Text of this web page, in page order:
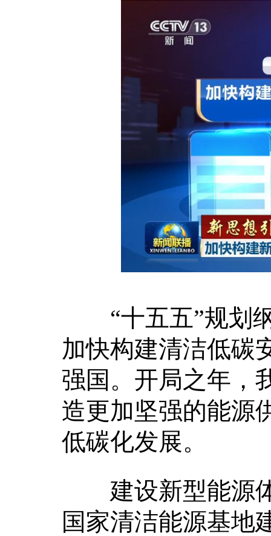
“十五五”规划纲
加快构建清洁低碳
强国。开局之年，
造更加坚强的能源
低碳化发展。
建设新型能源体
国家清洁能源基地